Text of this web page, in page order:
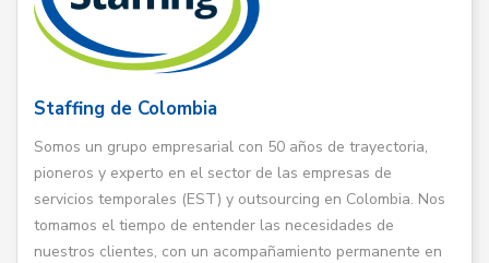
Staffing de Colombia
Somos un grupo empresarial con 50 años de trayectoria,
pioneros y experto en el sector de las empresas de
servicios temporales (EST) y outsourcing en Colombia. Nos
tomamos el tiempo de entender las necesidades de
nuestros clientes, con un acompañamiento permanente en